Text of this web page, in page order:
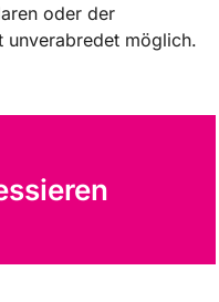
oder der
unverabredet möglich.